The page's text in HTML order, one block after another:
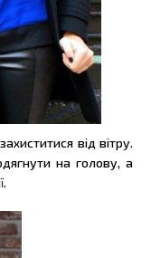
від вітру.
на голову, а